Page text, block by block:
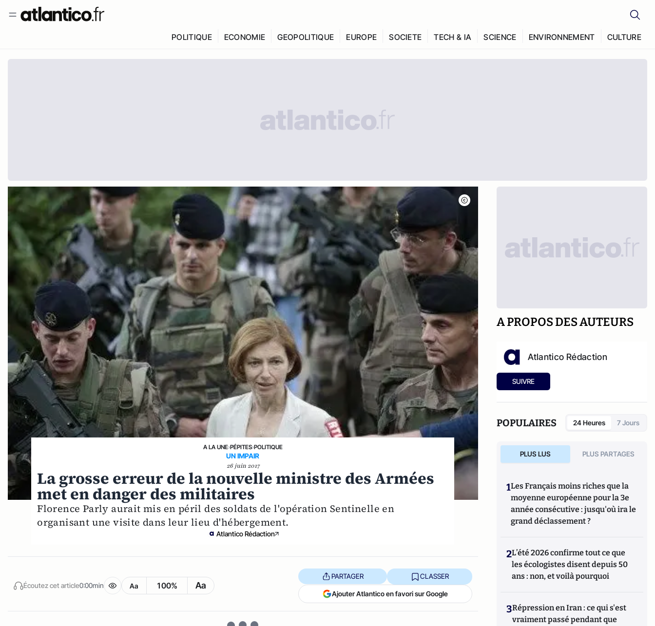
POLITIQUE ECONOMIE GEOPOLITIQUE EUROPE SOCIETE TECH & IA SCIENCE ENVIRONNEMENT CULTURE
A LA UNE›PÉPITES›POLITIQUE
UN IMPAIR
26 juin 2017
La grosse erreur de la nouvelle ministre des Armées
met en danger des militaires
Florence Parly aurait mis en péril des soldats de l'opération Sentinelle en
organisant une visite dans leur lieu d'hébergement.
Atlantico Rédaction
Écoutez cet article0:00min Aa 100% Aa
PARTAGER CLASSER
Ajouter Atlantico en favori sur Google
A PROPOS DES AUTEURS
Atlantico Rédaction
SUIVRE
POPULAIRES 24 Heures 7 Jours
PLUS LUS PLUS PARTAGES
1Les Français moins riches que la
moyenne européenne pour la 3e
année consécutive : jusqu'où ira le
grand déclassement ?
2L’été 2026 confirme tout ce que
les écologistes disent depuis 50
ans : non, et voilà pourquoi
3Répression en Iran : ce qui s'est
vraiment passé pendant que